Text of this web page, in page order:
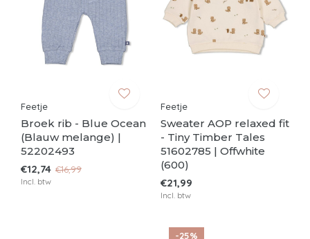
Feetje
Broek rib - Blue Ocean
(Blauw melange) |
52202493
€12,74 €16,99
Incl. btw
Feetje
Sweater AOP relaxed fit
- Tiny Timber Tales
51602785 | Offwhite
(600)
€21,99
Incl. btw
-25%